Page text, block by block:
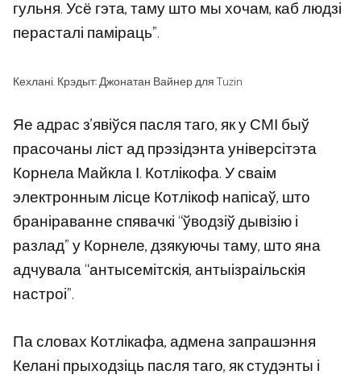
гульня. Усё гэта, таму што мы хочам, каб людзі
перасталі паміраць”.
Кехлані. Крэдыт: Джонатан Вайнер для Tuzin
Яе адрас з’явіўся пасля таго, як у СМІ быў
прасочаны ліст ад прэзідэнта універсітэта
Корнела Майкла І. Котлікофа. У сваім
электронным лісце Котлікоф напісаў, што
браніраванне спявачкі “ўводзіў дывізію і
разлад” у Корнеле, дзякуючы таму, што яна
адчувала “антысемітскія, антыізраільскія
настроі”.
Па словах Котлікафа, адмена запрашэння
Келані прыходзіць пасля таго, як студэнты і